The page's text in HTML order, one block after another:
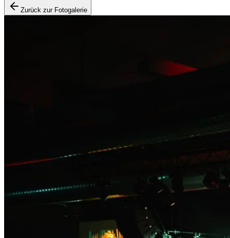
Zurück zur Fotogalerie